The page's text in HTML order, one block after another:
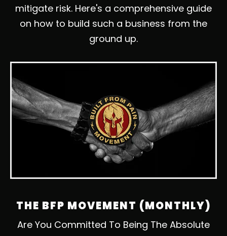
mitigate risk. Here's a comprehensive guide
on how to build such a business from the
ground up.
THE BFP MOVEMENT (MONTHLY)
Are You Committed To Being The Absolute